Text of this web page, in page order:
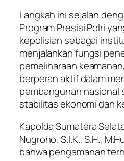
Langkah ini sejalan
Program Presisi Polri
kepolisian sebagai
menjalankan fungsi
pemeliharaan
berperan aktif dalam
pembangunan nasional
stabilitas ekonomi dan
Kapolda Sumatera
Nugroho, S.I.K., S.H.,
bahwa pengamanan